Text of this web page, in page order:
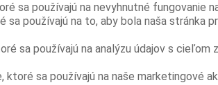
Vyššia cena buprenorfínu vo väzení
dokladá jeho vyššiu zneužiteľnosť oproti
Vzhľadom na dôkazy o zneužívaní
prostredia, že kombinácia
sa používajú na nevyhnutné fungovanie
sa používajú na to, aby bola naša stránka
sa používajú na analýzu údajov s cieľom
ktoré sa používajú na naše marketingové